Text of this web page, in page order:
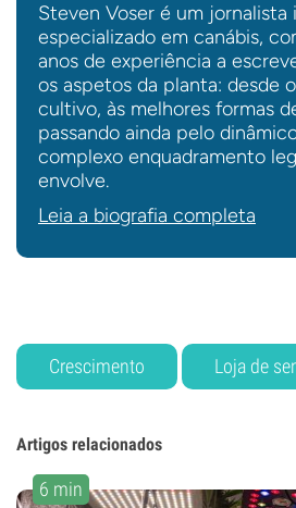
Steven Voser é um
especializado em canábis,
anos de experiência a
os aspetos da planta: desde
cultivo, às melhores formas
passando ainda pelo
complexo enquadramento
envolve.
Leia a biografia completa
Crescimento Loja de
Artigos relacionados
6 min